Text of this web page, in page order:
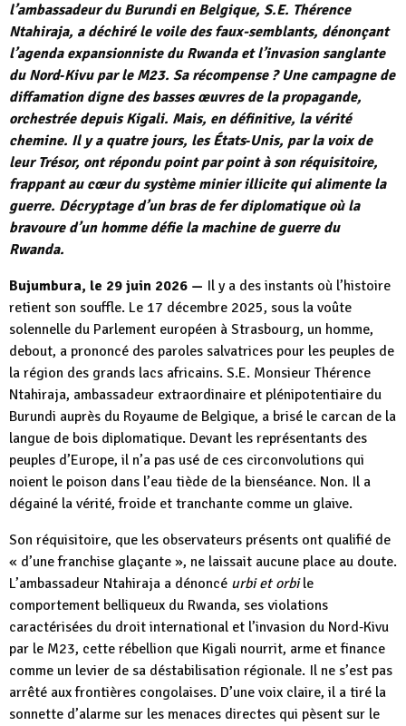
l’ambassadeur du Burundi en Belgique, S.E. Thérence
Ntahiraja, a déchiré le voile des faux-semblants, dénonçant
l’agenda expansionniste du Rwanda et l’invasion sanglante
du Nord‑Kivu par le M23. Sa récompense ? Une campagne de
diffamation digne des basses œuvres de la propagande,
orchestrée depuis Kigali. Mais, en définitive, la vérité
chemine. Il y a quatre jours, les États‑Unis, par la voix de
leur Trésor, ont répondu point par point à son réquisitoire,
frappant au cœur du système minier illicite qui alimente la
guerre. Décryptage d’un bras de fer diplomatique où la
bravoure d’un homme défie la machine de guerre du
Rwanda.
Bujumbura, le 29 juin 2026 — Il y a des instants où l’histoire
retient son souffle. Le 17 décembre 2025, sous la voûte
solennelle du Parlement européen à Strasbourg, un homme,
debout, a prononcé des paroles salvatrices pour les peuples de
la région des grands lacs africains. S.E. Monsieur Thérence
Ntahiraja, ambassadeur extraordinaire et plénipotentiaire du
Burundi auprès du Royaume de Belgique, a brisé le carcan de la
langue de bois diplomatique. Devant les représentants des
peuples d’Europe, il n’a pas usé de ces circonvolutions qui
noient le poison dans l’eau tiède de la bienséance. Non. Il a
dégainé la vérité, froide et tranchante comme un glaive.
Son réquisitoire, que les observateurs présents ont qualifié de
« d’une franchise glaçante », ne laissait aucune place au doute.
L’ambassadeur Ntahiraja a dénoncé urbi et orbile
comportement belliqueux du Rwanda, ses violations
caractérisées du droit international et l’invasion du Nord‑Kivu
par le M23, cette rébellion que Kigali nourrit, arme et finance
comme un levier de sa déstabilisation régionale. Il ne s’est pas
arrêté aux frontières congolaises. D’une voix claire, il a tiré la
sonnette d’alarme sur les menaces directes qui pèsent sur le